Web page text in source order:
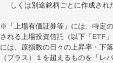
しくは別途銘柄ごとに作成さ
※「上場有価証券等」には、特定
される上場投資信託（以下「ETF
には、原指数の日々の上昇率・下
（プラス）１を超えるものを「